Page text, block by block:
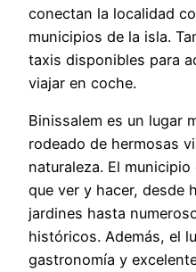
conectan la localidad
municipios de la isla.
taxis disponibles para
viajar en coche.
Binissalem es un lugar
rodeado de hermosas
naturaleza. El
que ver y hacer, desde
jardines hasta
históricos. Además, el
gastronomía y